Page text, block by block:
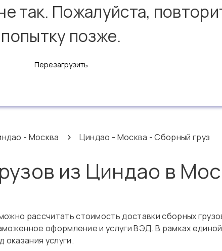
так. Пожалуйста,
попытку позже.
Перезагрузить
- Москва Циндао - Москва - Сборный груз
из Циндао в
рассчитать стоимость доставки сборных
оформление и услуги ВЭД. В рамках
услуги.